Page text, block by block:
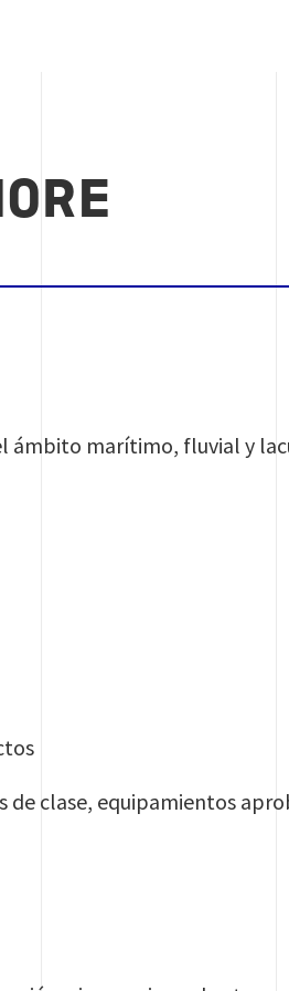
ámbito marítimo, fluvial y
de clase, equipamientos